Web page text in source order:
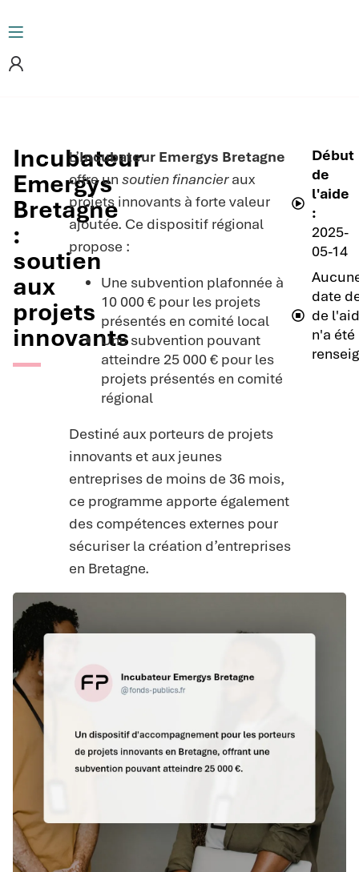
Incubateur
Emergys
Bretagne
:
soutien
aux
projets
innovants
L’Incubateur Emergys Bretagne
offre un soutien financieraux
projets innovants à forte valeur
ajoutée. Ce dispositif régional
propose :
Une subvention plafonnée à
10 000 € pour les projets
présentés en comité local
Une subvention pouvant
atteindre 25 000 € pour les
projets présentés en comité
régional
Destiné aux porteurs de projets
innovants et aux jeunes
entreprises de moins de 36 mois,
ce programme apporte également
des compétences externes pour
sécuriser la création d’entreprises
en Bretagne.
Début
de
l'aide
:
2025-
05-14
date
de
n'a été